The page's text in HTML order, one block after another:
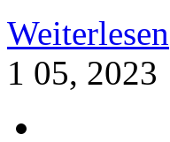
Weiterlesen
1 05, 2023